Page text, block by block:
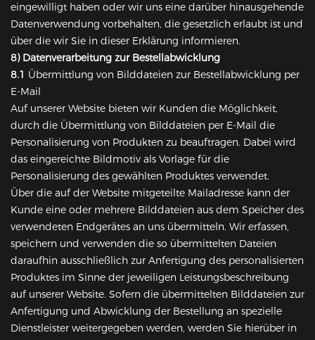
eingewilligt haben oder wir uns eine darüber hinausgehende
Datenverwendung vorbehalten, die gesetzlich erlaubt ist und
über die wir Sie in dieser Erklärung informieren.
8) Datenverarbeitung zur Bestellabwicklung
8.1 Übermittlung von Bilddateien zur Bestellabwicklung per
E-Mail
Auf unserer Website bieten wir Kunden die Möglichkeit,
durch die Übermittlung von Bilddateien per E-Mail die
Personalisierung von Produkten zu beauftragen. Dabei wird
das eingereichte Bildmotiv als Vorlage für die
Personalisierung des gewählten Produktes verwendet.
Über die auf der Website mitgeteilte Mailadresse kann der
Kunde eine oder mehrere Bilddateien aus dem Speicher des
verwendeten Endgerätes an uns übermitteln. Wir erfassen,
speichern und verwenden die so übermittelten Dateien
daraufhin ausschließlich zur Anfertigung des personalisierten
Produktes im Sinne der jeweiligen Leistungsbeschreibung
auf unserer Website. Sofern die übermittelten Bilddateien zur
Anfertigung und Abwicklung der Bestellung an spezielle
Dienstleister weitergegeben werden, werden Sie hierüber in